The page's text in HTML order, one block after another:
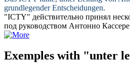
grundlegender Entscheidungen.
"ICTY" действительно принял
под руководством Антонио
Exemples with "unter